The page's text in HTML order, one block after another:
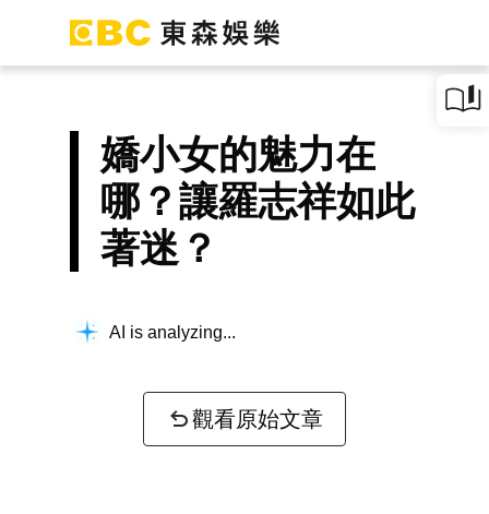
嬌小女的魅力在
哪？讓羅志祥如此
著迷？
AI is analyzing...
觀看原始文章